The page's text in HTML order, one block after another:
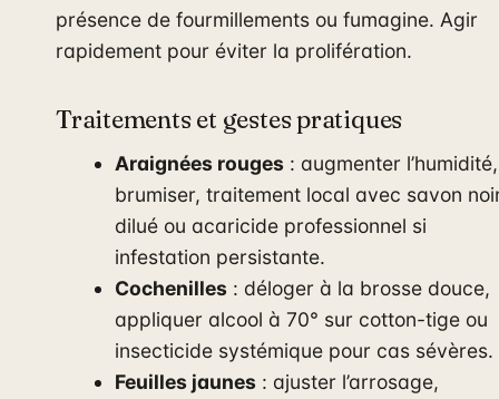
présence de fourmillements ou fumagine. Agir
rapidement pour éviter la prolifération.
Traitements et gestes pratiques
Araignées rouges : augmenter l’humidité,
brumiser, traitement local avec savon
dilué ou acaricide professionnel si
infestation persistante.
Cochenilles : déloger à la brosse douce,
appliquer alcool à 70° sur cotton-tige ou
insecticide systémique pour cas sévères.
Feuilles jaunes : ajuster l’arrosage,